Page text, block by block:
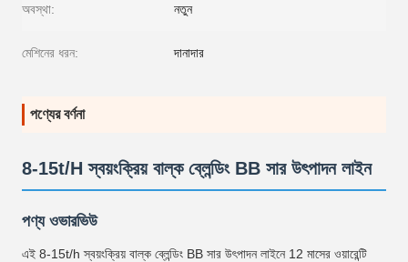
অবস্থা: নতুন
মেশিনের ধরন: দানাদার
পণ্যের বর্ণনা
8-15t/H স্বয়ংক্রিয় বাল্ক ব্লেন্ডিং BB সার উৎপাদন লাইন
পণ্য ওভারভিউ
এই 8-15t/h স্বয়ংক্রিয় বাল্ক ব্লেন্ডিং BB সার উৎপাদন লাইনে 12 মাসের ওয়ারেন্টি